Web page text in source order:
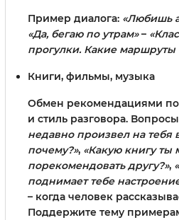
Пример диалога: «Любишь
«Да, бегаю по утрам»–
прогулки. Какие маршруты
Книги, фильмы, музыка
Обмен рекомендациями
и стиль разговора.
недавно произвел на тебя
почему?», «Какую книгу ты
порекомендовать другу?»,
поднимает тебе
– когда человек
Поддержите тему